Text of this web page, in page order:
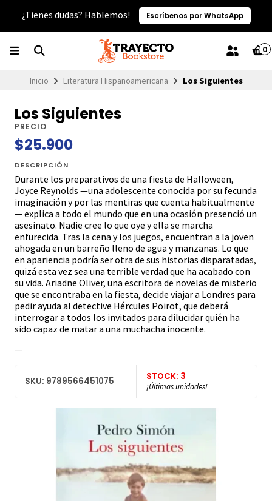
¿Tienes dudas? Hablemos! Escríbenos por WhatsApp
0
Inicio Literatura Hispanoamericana Los Siguientes
Los Siguientes
PRECIO
$25.900
DESCRIPCIÓN
Durante los preparativos de una fiesta de Halloween,
Joyce Reynolds —una adolescente conocida por su fecunda
imaginación y por las mentiras que cuenta habitualmente
— explica a todo el mundo que en una ocasión presenció un
asesinato. Nadie cree lo que oye y ella se marcha
enfurecida. Tras la cena y los juegos, encuentran a la joven
ahogada en un barreño lleno de agua y manzanas. Lo que
en apariencia podría ser otra de sus historias disparatadas,
quizá esta vez sea una terrible verdad que ha acabado con
su vida. Ariadne Oliver, una escritora de novelas de misterio
que se encontraba en la fiesta, decide viajar a Londres para
pedir ayuda al detective Hércules Poirot, que deberá
interrogar a todos los invitados para dilucidar quién ha
sido capaz de matar a una muchacha inocente.
SKU: 9789566451075 STOCK: 3
¡Últimas unidades!